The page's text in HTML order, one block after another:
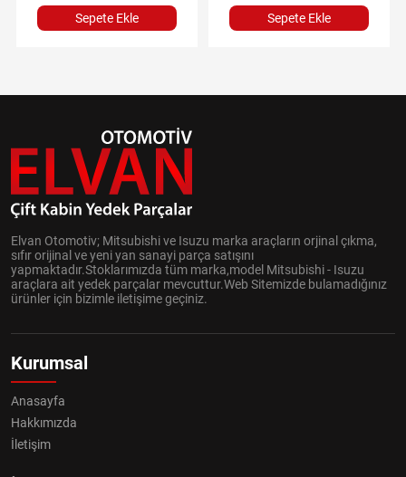
Sepete Ekle Sepete Ekle
Elvan Otomotiv; Mitsubishi ve Isuzu marka araçların orjinal çıkma,
sıfır orijinal ve yeni yan sanayi parça satışını
yapmaktadır.Stoklarımızda tüm marka,model Mitsubishi - Isuzu
araçlara ait yedek parçalar mevcuttur.Web Sitemizde bulamadığınız
ürünler için bizimle iletişime geçiniz.
Kurumsal
Anasayfa
Hakkımızda
İletişim